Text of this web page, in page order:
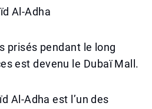
Al-Adha
prisés pendant le long
est devenu le Dubaï Mall.
Al-Adha est l’un des